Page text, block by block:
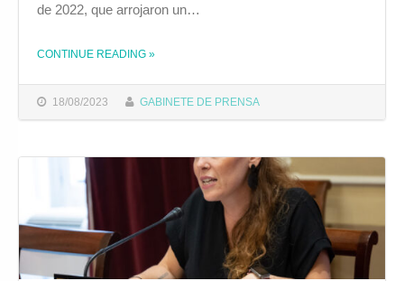
18/08/2023 GABINETE DE PRENSA
de 2022, que arrojaron un…
CONTINUE READING THE "EL AYUNTAMIENTO INVERTIRÁ 16 MILLONES DE EUROS DE REMANENTES EN VIVIENDA, EMPLEO, TURISMO Y CULTURA"
»